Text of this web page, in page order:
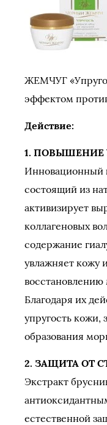
ЖЕМЧУГ
эффектом
Действие:
1. ПОВЫШЕНИЕ
Инновационный
состоящий из
активизирует
коллагеновых
содержание
увлажняет кожу
восстановлению
Благодаря их
упругость кожи,
образования
2. ЗАЩИТА ОТ
Экстракт
естественной